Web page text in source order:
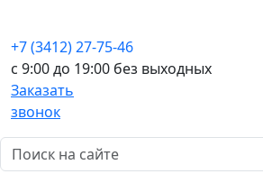
+7 (3412) 27-75-46
c 9:00 до 19:00 без выходных
Заказать
звонок